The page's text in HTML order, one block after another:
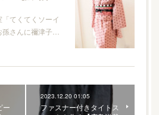
てくてくソーイ
さんに禰津子…
ー
2023.12.20 01:05
ファスナー付きタイトス